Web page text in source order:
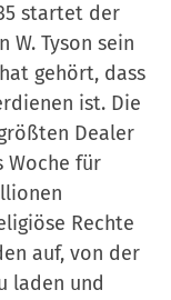
startet der
W. Tyson sein
gehört, dass
ist. Die
Dealer
Woche für
Rechte
auf, von der
laden und